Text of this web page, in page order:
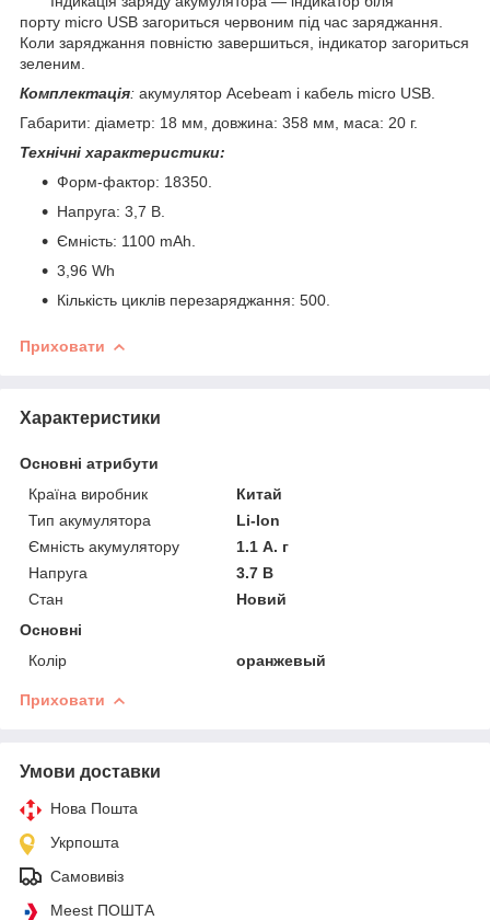
порту micro USB загориться червоним під час заряджання.
Коли заряджання повністю завершиться, індикатор загориться
зеленим.
Комплектація: акумулятор Acebeam і кабель micro USB.
Габарити: діаметр: 18 мм, довжина: 358 мм, маса: 20 г.
Технічні характеристики:
Форм-фактор: 18350.
Напруга: 3,7 В.
Ємність: 1100 mAh.
3,96 Wh
Кількість циклів перезаряджання: 500.
Приховати
Характеристики
Основні атрибути
Країна виробник
Китай
Тип акумулятора
Li-Ion
Ємність акумулятору
1.1 А. г
Напруга
3.7 В
Стан
Новий
Основні
Колір
оранжевый
Приховати
Умови доставки
Нова Пошта
Укрпошта
Самовивіз
Meest ПОШТА